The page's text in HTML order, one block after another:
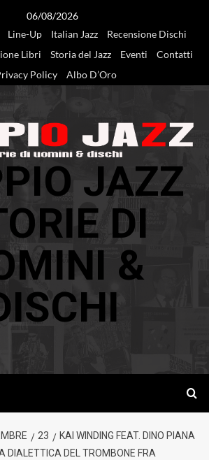
06/08/2026
Line-Up Italian Jazz
Recensione Dischi
Libri Storia del Jazz Eventi
Contatti
Policy
Albo D’Oro
JAZZ
DI
&
23
KAI WINDING FEAT. DINO PIANA
DIALETTICA DEL TROMBONE FRA